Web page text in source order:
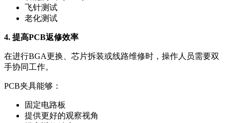
飞针测试
老化测试
4. 提高PCB返修效率
在进行BGA更换、芯片拆装或线路维修时，操作人员需要双
手协同工作。
PCB夹具能够：
固定电路板
提供更好的观察视角